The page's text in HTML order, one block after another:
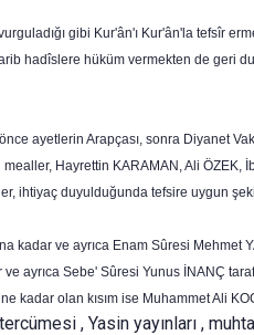
gibi Kur'ân'ı Kur'ân'la tefsîr
hadîslere hüküm vermekten de geri
ayetlerin Arapçası, sonra Diyanet
Hayrettin KARAMAN, Ali ÖZEK,
ihtiyaç duyulduğunda tefsire uygun
kadar ve ayrıca Enam Sûresi
ayrıca Sebe' Sûresi Yunus İNANÇ
kadar olan kısım ise Muhammet Ali
, Yasin yayınları ,